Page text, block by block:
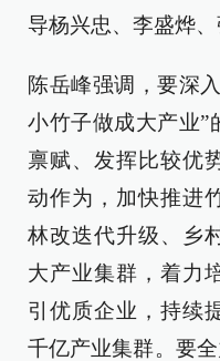
导杨兴忠、李盛烨、
陈岳峰强调，要深
小竹子做成大产业”
禀赋、发挥比较优
动作为，加快推进
林改迭代升级、乡
大产业集群，着力
引优质企业，持续
千亿产业集群。要